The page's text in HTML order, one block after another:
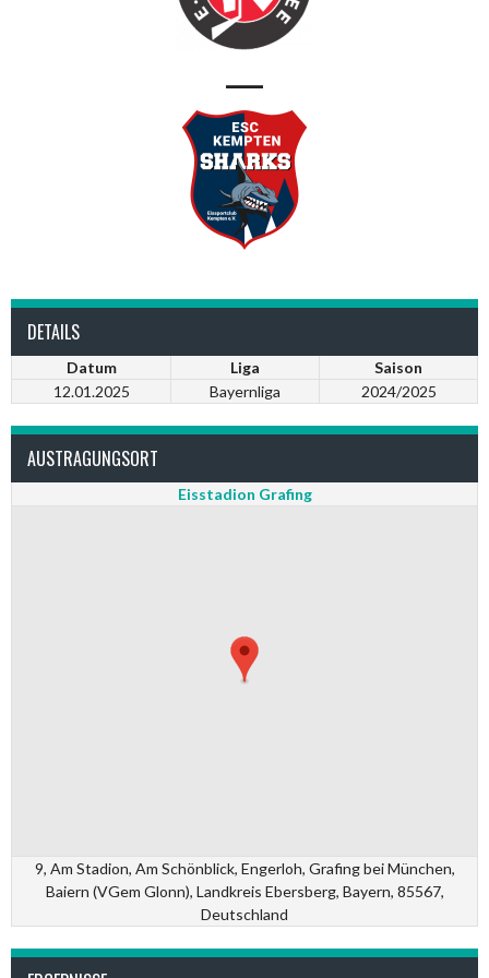
—
DETAILS
Datum Liga
Saison
12.01.2025
Bayernliga 2024/2025
AUSTRAGUNGSORT
Eisstadion Grafing
9, Am Stadion, Am Schönblick, Engerloh, Grafing bei München,
Baiern (VGem Glonn), Landkreis Ebersberg, Bayern, 85567,
Deutschland